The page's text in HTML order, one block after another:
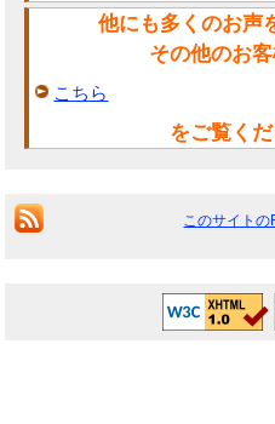
他にも多くのお声
その他のお客
こちら
をご覧くだ
このサイト